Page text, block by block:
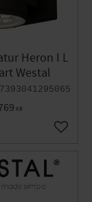
Heron I L
Westal
7393041295065
KR
Gem